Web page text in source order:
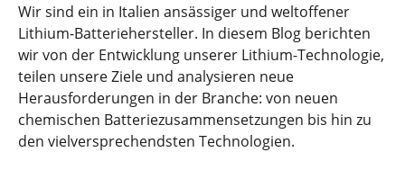
Wir sind ein in Italien ansässiger und weltoffener
Lithium-Batteriehersteller. In diesem Blog berichten
wir von der Entwicklung unserer Lithium-Technologie,
teilen unsere Ziele und analysieren neue
Herausforderungen in der Branche: von neuen
chemischen Batteriezusammensetzungen bis hin zu
den vielversprechendsten Technologien.